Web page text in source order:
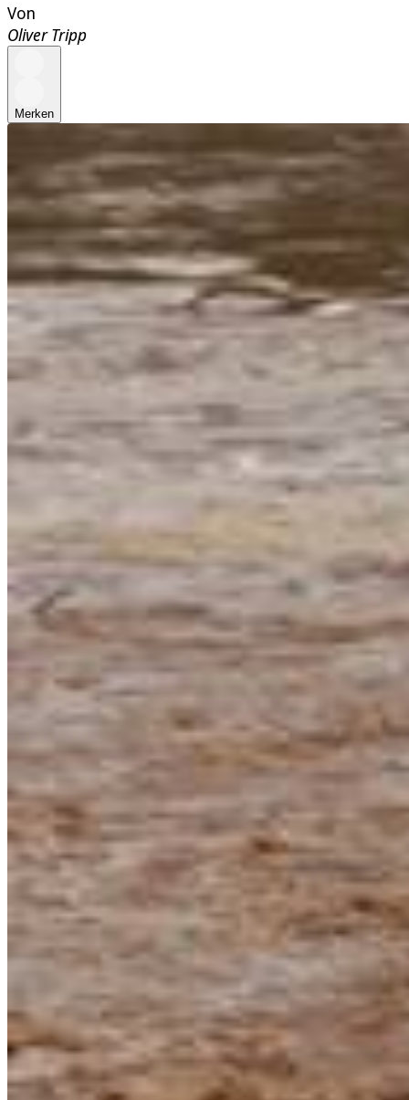
Von
Oliver Tripp
Merken